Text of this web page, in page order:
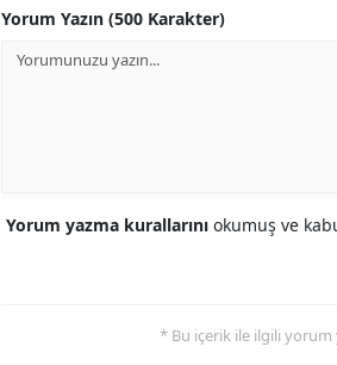
Yorum Yazın (500 Karakter)
Yorum yazma kurallarını okumuş ve
* Bu içerik ile ilgili yorum